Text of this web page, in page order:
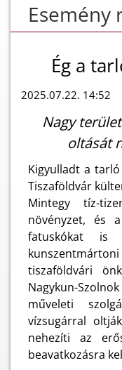
Esemény
Ég a
2025.07.22. 14:52
Nagy
oltását
Kigyulladt a
Tiszaföldvár
Mintegy tíz-
növényzet, és
fatuskókat
tiszaföldvári
Nagykun-
műveleti
vízsugárral
nehezíti az
beavatkozásra